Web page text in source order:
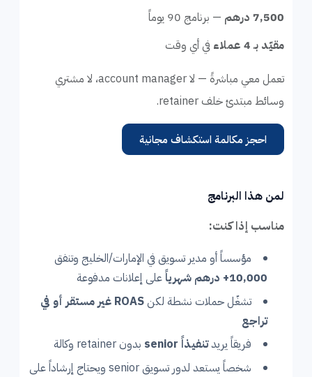
7,500 درهم
— برنامج 90 يوماً
مقيّد بـ 4 عملاء
في أي وقت
تعمل معي مباشرةً — لا account manager، لا مشتري
وسائط مبتدئ خلف retainer.
احجز مكالمة استكشاف مجانية
لمن هذا البرنامج
مناسب إذا كنت:
مؤسساً أو مدير تسويق في الإمارات/الخليج وتنفق
10,000+ درهم شهرياً
على إعلانات مدفوعة
تشغّل حملات نشطة لكن
ROAS غير مستقر أو في
تراجع
فريقاً يريدتنفيذاً senior
بدون retainer وكالة
شخصاً يستعد لدور تسويق senior ويحتاج إرشاداً على